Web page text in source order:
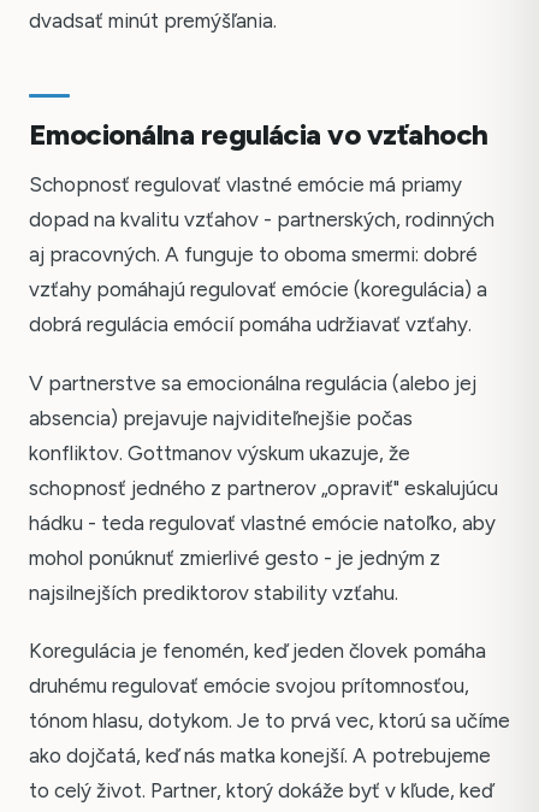
dvadsať minút premýšľania.
Emocionálna regulácia vo vzťahoch
Schopnosť regulovať vlastné emócie má priamy
dopad na kvalitu vzťahov - partnerských, rodinných
aj pracovných. A funguje to oboma smermi: dobré
vzťahy pomáhajú regulovať emócie (koregulácia) a
dobrá regulácia emócií pomáha udržiavať vzťahy.
V partnerstve sa emocionálna regulácia (alebo jej
absencia) prejavuje najviditeľnejšie počas
konfliktov. Gottmanov výskum ukazuje, že
schopnosť jedného z partnerov „opraviť" eskalujúcu
hádku - teda regulovať vlastné emócie natoľko, aby
mohol ponúknuť zmierlivé gesto - je jedným z
najsilnejších prediktorov stability vzťahu.
Koregulácia je fenomén, keď jeden človek pomáha
druhému regulovať emócie svojou prítomnosťou,
tónom hlasu, dotykom. Je to prvá vec, ktorú sa učíme
ako dojčatá, keď nás matka konejší. A potrebujeme
to celý život. Partner, ktorý dokáže byť v kľude, keď